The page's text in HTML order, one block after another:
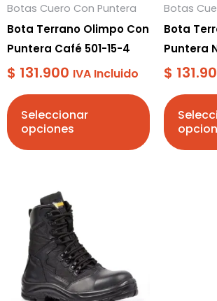
Botas Cuero Con Puntera
Bota Terrano Olimpo Con
Puntera Café 501-15-4
$ 131.900 IVA Incluido
Seleccionar
opciones
pueden
elegir
en
la
página
de
producto
Botas
Bota
Puntera
$
pueden
elegir
en
la
página
de
producto
tiene
múltiples
variantes.
Las